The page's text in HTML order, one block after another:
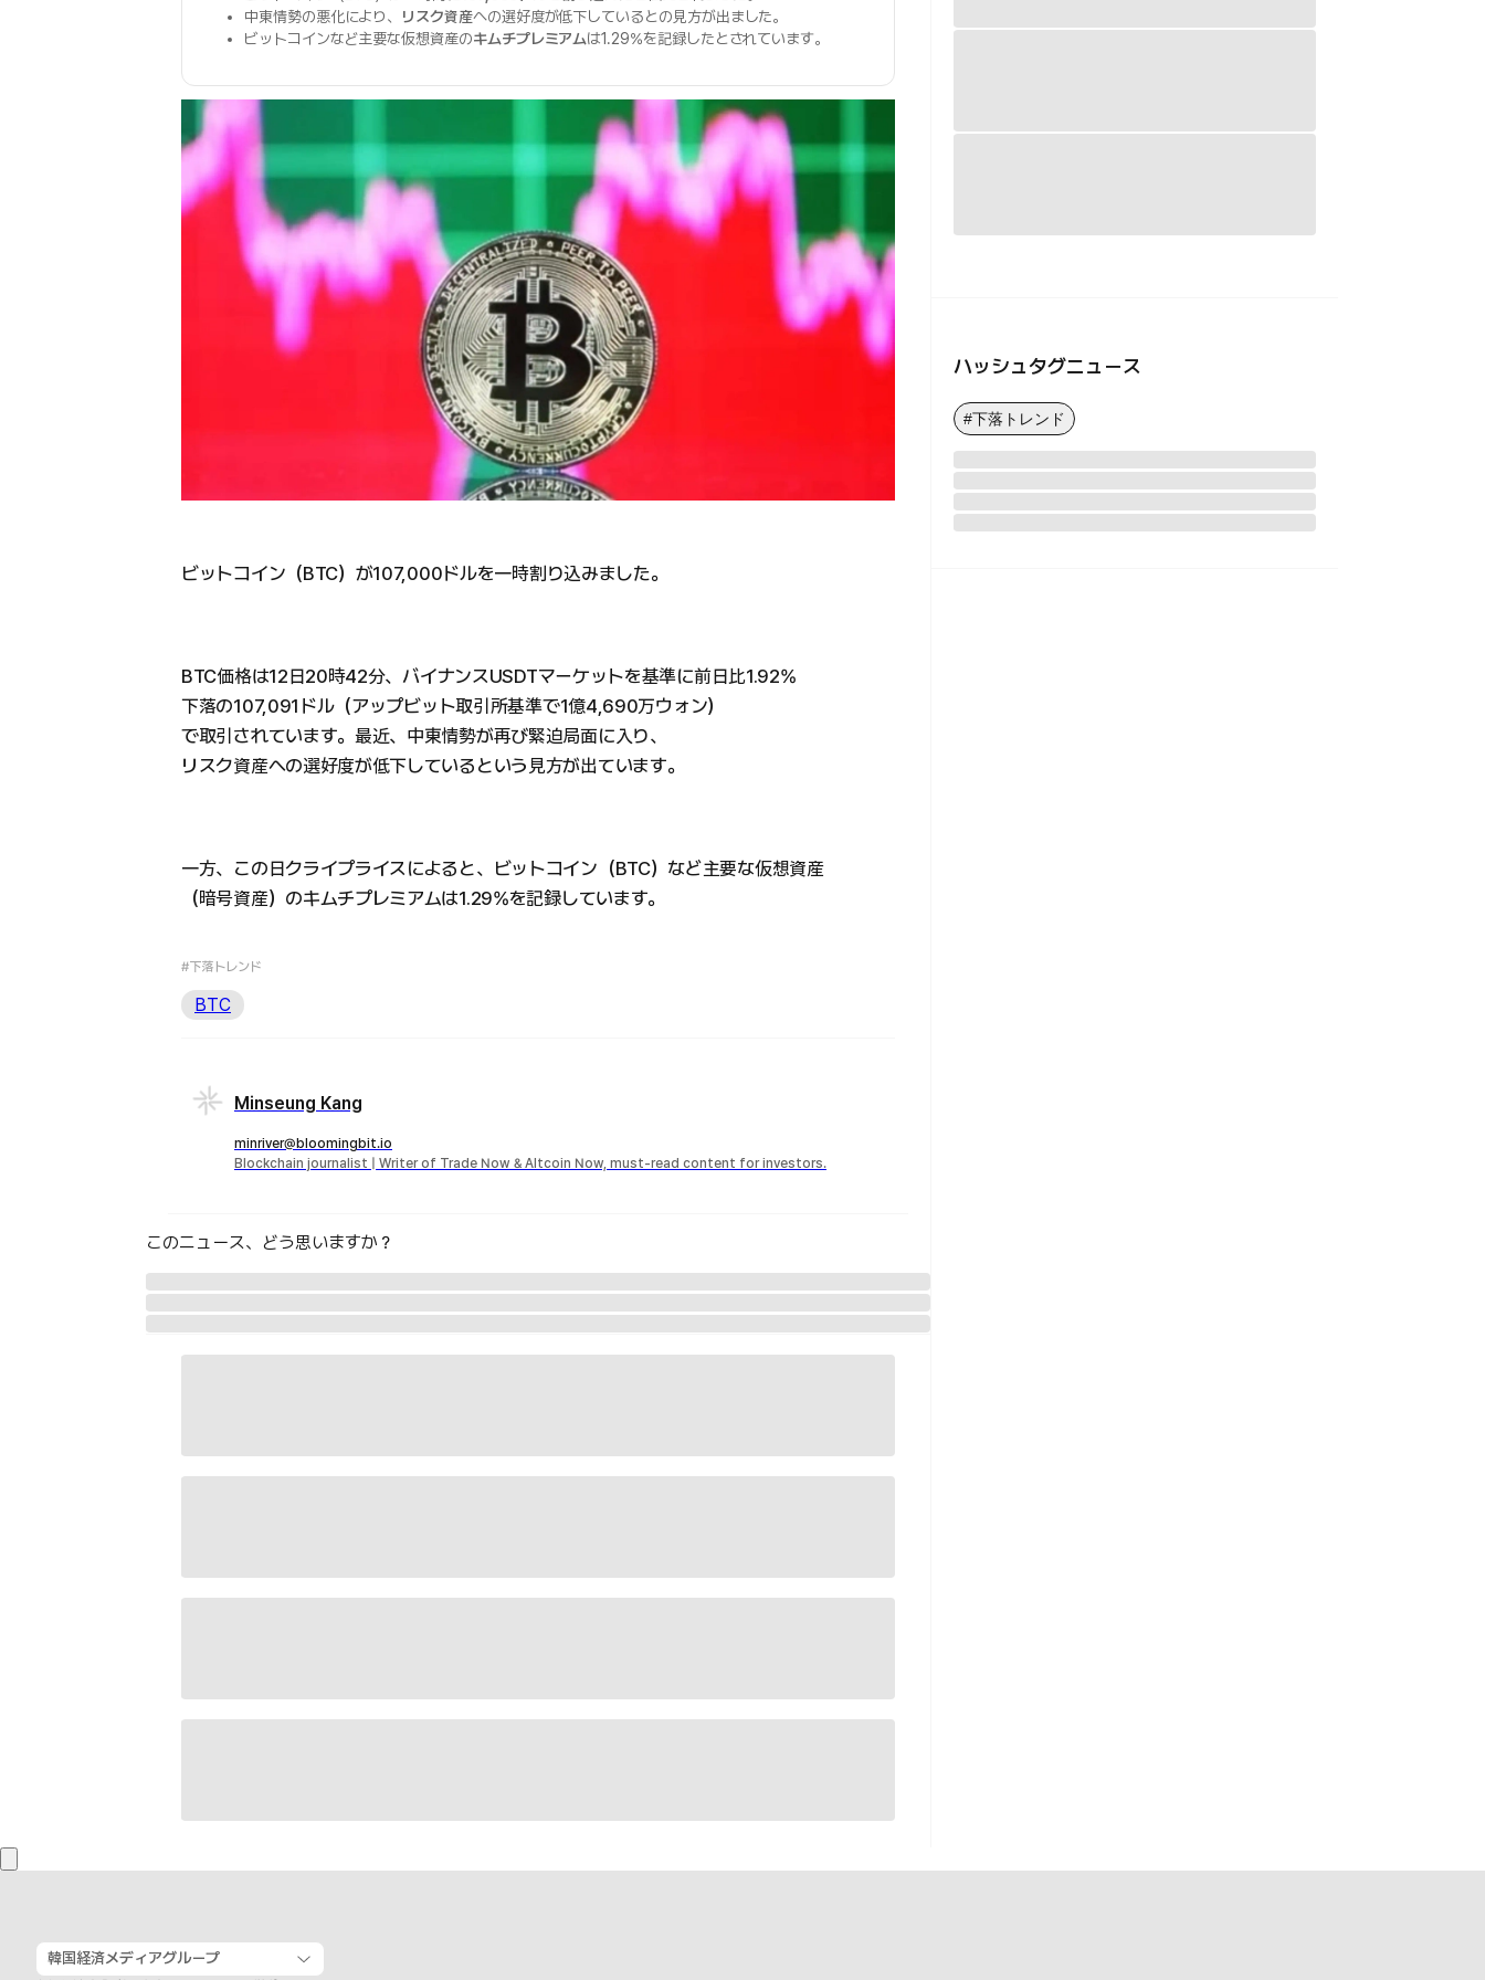
中東情勢の悪化により、
リスク資産への選好度が低下しているとの見方が出ました。
ビットコインなど主要な仮想資産のキムチプレミアムは1.29%を記録したとされています。
ビットコイン（BTC）が107,000ドルを一時割り込みました。
BTC価格は12日20時42分、バイナンスUSDTマーケットを基準に前日比1.92%
下落の107,091ドル（アップビット取引所基準で1億4,690万ウォン）
で取引されています。最近、中東情勢が再び緊迫局面に入り、
リスク資産への選好度が低下しているという見方が出ています。
一方、この日クライプライスによると、ビットコイン（BTC）など主要な仮想資産
（暗号資産）のキムチプレミアムは1.29%を記録しています。
#下落トレンド
BTC
Minseung Kang
minriver@bloomingbit.io
Blockchain journalist | Writer of Trade Now & Altcoin Now, must-read content for investors.
このニュース、どう思いますか？
ハッシュタグニュース
#下落トレンド
韓国経済メディアグループ